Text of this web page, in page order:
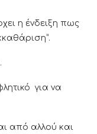
η ένδειξη πως
για να
από αλλού και